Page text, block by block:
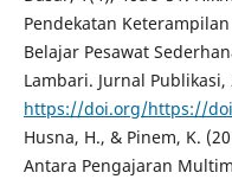
Pendekatan
Belajar Pesawat
Lambari. Jurnal Publikasi,
https://doi.org/https://
Husna, H., & Pinem, K.
Antara Pengajaran